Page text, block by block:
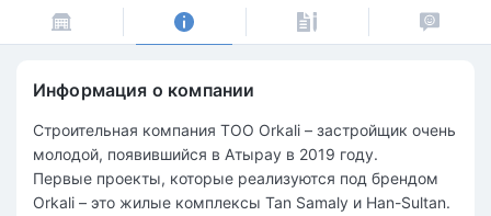
Информация о компании
Строительная компания ТОО Оrkali – застройщик очень
молодой, появившийся в Атырау в 2019 году.
Первые проекты, которые реализуются под брендом
Оrkali – это жилые комплексы Tan Samaly и Han-Sultan.